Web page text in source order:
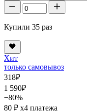
Купили 35 раз
Хит
только самовывоз
318₽
1 590₽
−80%
80 ₽ x4 платежа